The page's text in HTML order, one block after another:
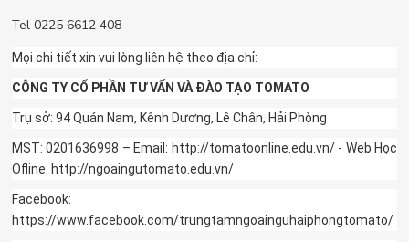
Tel 0225 6612 408
Mọi chi tiết xin vui lòng liên hệ theo địa chỉ:
CÔNG TY CỔ PHẦN TƯ VẤN VÀ ĐÀO TẠO TOMATO
Trụ sở: 94 Quán Nam, Kênh Dương, Lê Chân, Hải Phòng
MST: 0201636998 – Email: http://tomatoonline.edu.vn/ - Web Học
Ofline: http://ngoaingutomato.edu.vn/
Facebook:
https://www.facebook.com/trungtamngoainguhaiphongtomato/